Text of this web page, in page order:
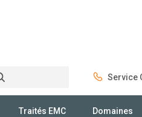
Service
Traités EMC Domaines